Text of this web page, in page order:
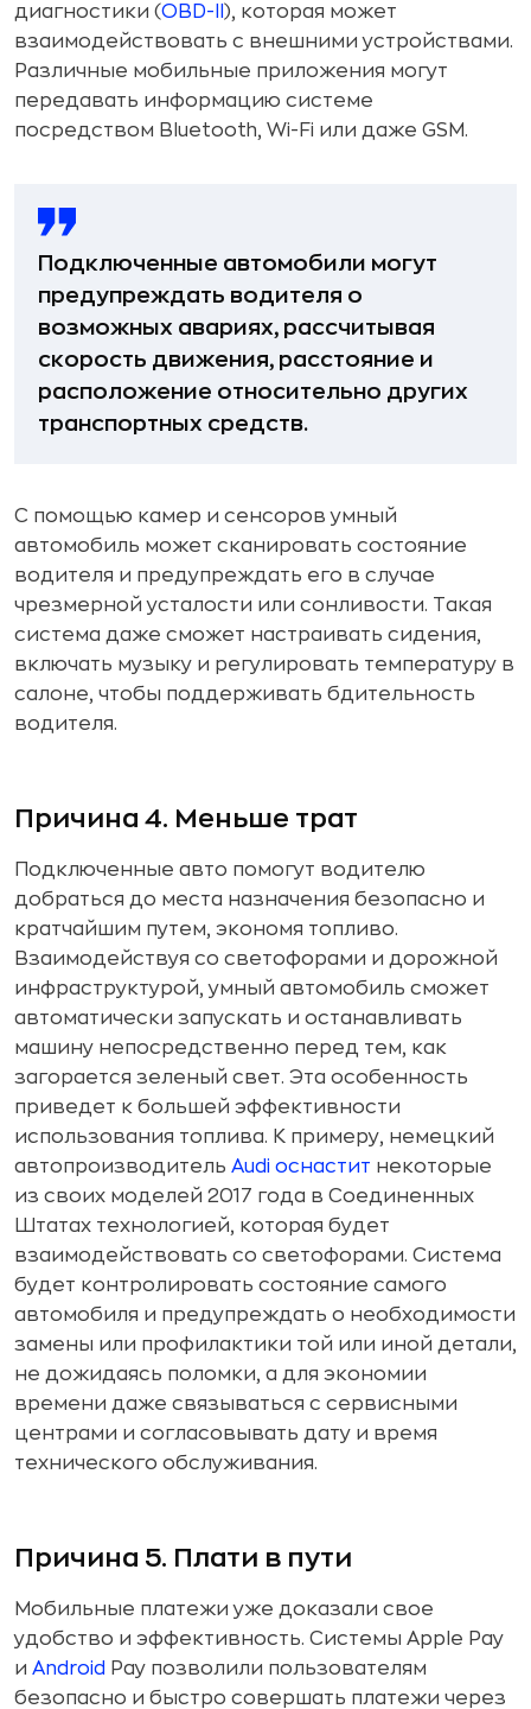
диагностики (OBD-II ), которая может
взаимодействовать с внешними устройствами.
Различные мобильные приложения могут
передавать информацию системе
посредством Bluetooth, Wi-Fi или даже GSM.
Подключенные автомобили могут
предупреждать водителя о
возможных авариях, рассчитывая
скорость движения, расстояние и
расположение относительно других
транспортных средств.
С помощью камер и сенсоров умный
автомобиль может сканировать состояние
водителя и предупреждать его в случае
чрезмерной усталости или сонливости. Такая
система даже сможет настраивать сидения,
включать музыку и регулировать температуру в
салоне, чтобы поддерживать бдительность
водителя.
Причина 4. Меньше трат
Подключенные авто помогут водителю
добраться до места назначения безопасно и
кратчайшим путем, экономя топливо.
Взаимодействуя со светофорами и дорожной
инфраструктурой, умный автомобиль сможет
автоматически запускать и останавливать
машину непосредственно перед тем, как
загорается зеленый свет. Эта особенность
приведет к большей эффективности
использования топлива. К примеру, немецкий
автопроизводитель Audi оснастит некоторые
из своих моделей 2017 года в Соединенных
Штатах технологией, которая будет
взаимодействовать со светофорами. Система
будет контролировать состояние самого
автомобиля и предупреждать о необходимости
замены или профилактики той или иной детали,
не дожидаясь поломки, а для экономии
времени даже связываться с сервисными
центрами и согласовывать дату и время
технического обслуживания.
Причина 5. Плати в пути
Мобильные платежи уже доказали свое
удобство и эффективность. Системы Apple Pay
и Android Pay позволили пользователям
безопасно и быстро совершать платежи через